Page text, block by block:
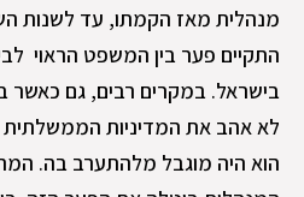
מנהלית מאז הקמתו, עד לשנות
התקיים פער בין המשפט הראוי
בישראל. במקרים רבים, גם
לא אהב את המדיניות
הוא היה מוגבל מלהתערב בה.